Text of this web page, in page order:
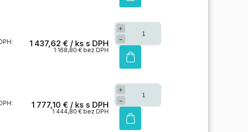
1 437,62 € / ks
1 168,80 € bez DPH
+
−
1 777,10 € / ks
1 444,80 € bez DPH
+
−